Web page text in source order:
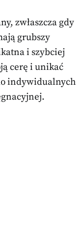
zwłaszcza gdy
grubszy
i szybciej
cerę i unikać
indywidualnych